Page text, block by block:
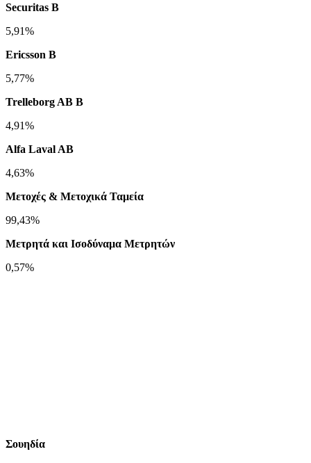
Securitas B
5,91%
Ericsson B
5,77%
Trelleborg AB B
4,91%
Alfa Laval AB
4,63%
Μετοχές & Μετοχικά Ταμεία
99,43%
Μετρητά και Ισοδύναμα Μετρητών
0,57%
Σουηδία